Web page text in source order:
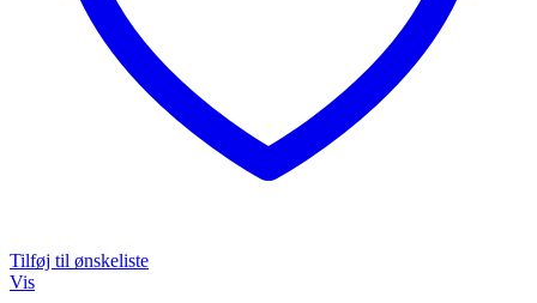
Tilføj til ønskeliste
Vis